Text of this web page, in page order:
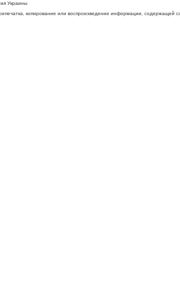
Украины
копирование или воспроизведение информации, содержащей